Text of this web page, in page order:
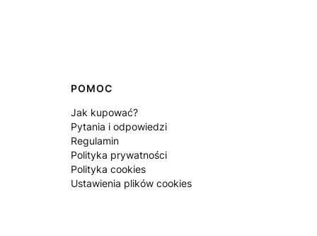
POMOC
Jak kupować?
Pytania i odpowiedzi
Regulamin
Polityka prywatności
Polityka cookies
Ustawienia plików cookies